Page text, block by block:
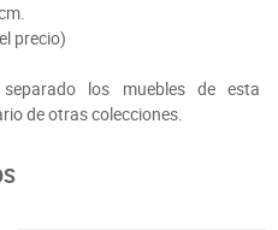
precio)
los muebles de esta
de otras colecciones.